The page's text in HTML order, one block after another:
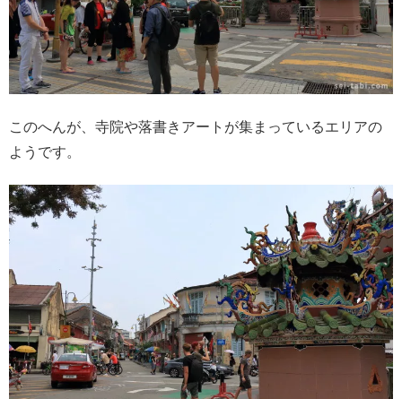
このへんが、寺院や落書きアートが集まっているエリアの
ようです。